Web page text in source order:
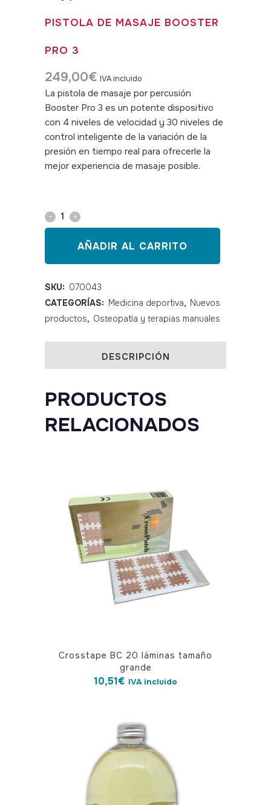
PISTOLA DE MASAJE BOOSTER
PRO 3
249,00€ IVA incluido
La pistola de masaje por percusión
Booster Pro 3 es un potente dispositivo
con 4 niveles de velocidad y 30 niveles de
control inteligente de la variación de la
presión en tiempo real para ofrecerle la
mejor experiencia de masaje posible.
Pistola
masaje
BOOSTER
PRO
AÑADIR AL CARRITO
SKU: 070043
CATEGORÍAS: Medicina deportiva, Nuevos
productos, Osteopatía y terapias manuales
DESCRIPCIÓN
PRODUCTOS
RELACIONADOS
Crosstape BC 20 láminas tamaño
grande
10,51€ IVA incluido